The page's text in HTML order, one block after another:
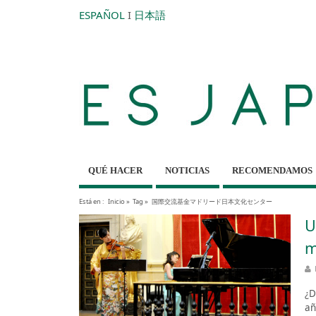
ESPAÑOL I 日本語
QUÉ HACER NOTICIAS RECOMENDAMOS
Está en : Inicio» Tag » 国際交流基金マドリード日本文化センター